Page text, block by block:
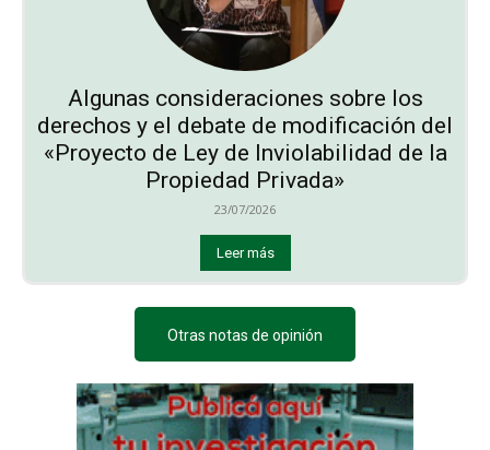
Algunas consideraciones sobre los
derechos y el debate de modificación del
«Proyecto de Ley de Inviolabilidad de la
Propiedad Privada»
23/07/2026
Leer más
Otras notas de opinión